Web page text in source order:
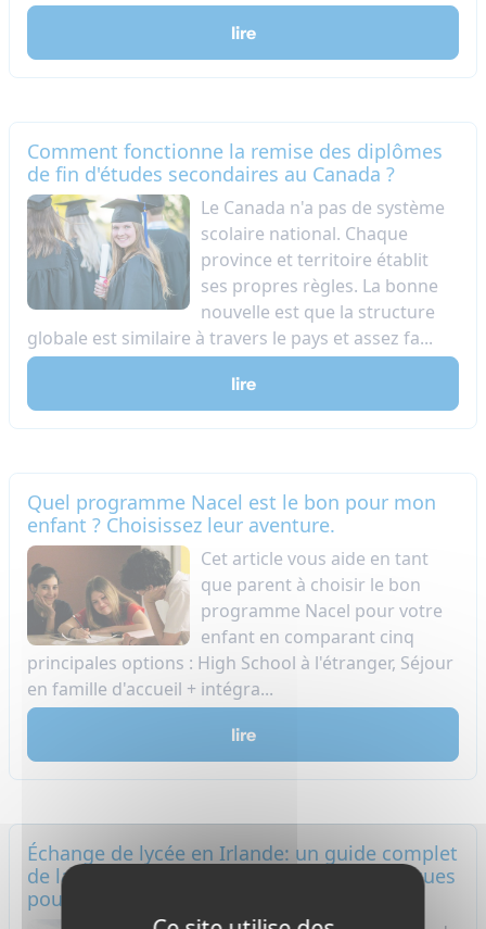
lire
Comment fonctionne la remise des diplômes
de fin d'études secondaires au Canada ?
Le Canada n'a pas de système
scolaire national. Chaque
province et territoire établit
ses propres règles. La bonne
nouvelle est que la structure
globale est similaire à travers le pays et assez fa...
lire
Quel programme Nacel est le bon pour mon
enfant ? Choisissez leur aventure.
Cet article vous aide en tant
que parent à choisir le bon
programme Nacel pour votre
enfant en comparant cinq
principales options : High School à l'étranger, Séjour
en famille d'accueil + intégra...
lire
Échange de lycée en Irlande: un guide complet
de la vie quotidienne et des conseils pratiques
pour les étudiants en échange